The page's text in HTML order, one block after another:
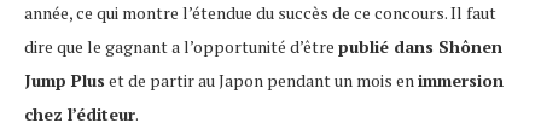
année, ce qui montre l’étendue du succès de ce concours. Il faut
dire que le gagnant a l’opportunité d’être publié dans Shônen
Jump Plus et de partir au Japon pendant un mois enimmersion
chez l’éditeur.